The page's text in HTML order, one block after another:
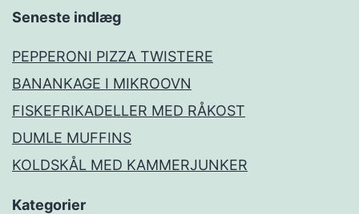
Seneste indlæg
PEPPERONI PIZZA TWISTERE
BANANKAGE I MIKROOVN
FISKEFRIKADELLER MED RÅKOST
DUMLE MUFFINS
KOLDSKÅL MED KAMMERJUNKER
Kategorier